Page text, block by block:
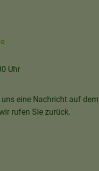
Uhr
eine Nachricht auf dem
rufen Sie zurück.